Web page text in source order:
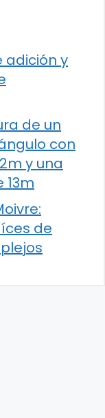
adición y
de un
con
y una
13m
de